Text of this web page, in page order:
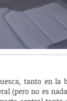
tanto en la
(pero no es